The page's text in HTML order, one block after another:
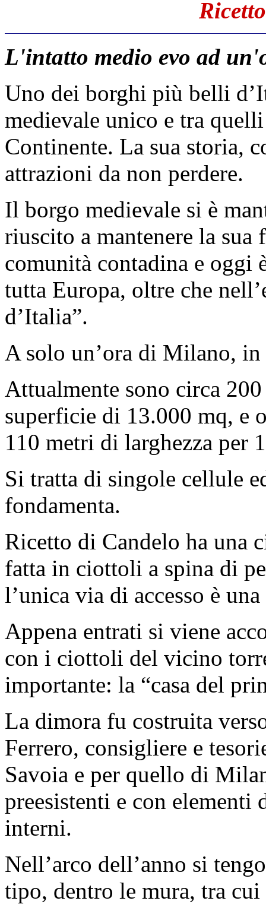
L'intatto medio evo ad
Uno dei borghi più belli
medievale unico e tra
Continente. La sua storia,
attrazioni da non perdere.
Il borgo medievale si è
riuscito a mantenere la
comunità contadina e oggi
tutta Europa, oltre che
d’Italia”.
A solo un’ora di Milano,
Attualmente sono circa
superficie di 13.000 mq, e
110 metri di larghezza per
Si tratta di singole cellule
fondamenta.
Ricetto di Candelo ha una
fatta in ciottoli a spina di
l’unica via di accesso è
Appena entrati si viene
con i ciottoli del vicino
importante: la “casa del
La dimora fu costruita
Ferrero, consigliere e
Savoia e per quello di
preesistenti e con elementi
interni.
Nell’arco dell’anno si
tipo, dentro le mura, tra